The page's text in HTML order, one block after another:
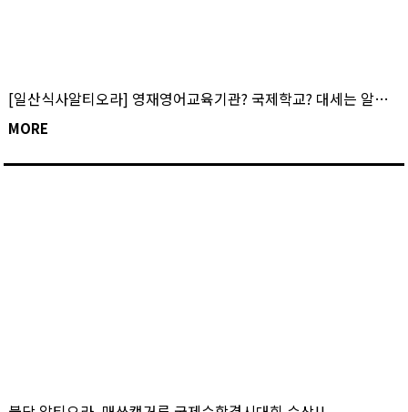
[일산식사알티오라] 영재영어교육기관? 국제학교? 대세는 알티오라!! 식사 캠퍼스 소개!
MORE